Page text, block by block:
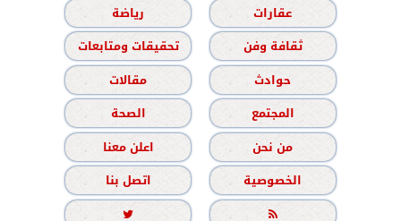
عقارات
رياضة
ثقافة وفن
تحقيقات ومتابعات
حوادث
مقالات
المجتمع
الصحة
من نحن
اعلن معنا
الخصوصية
اتصل بنا

